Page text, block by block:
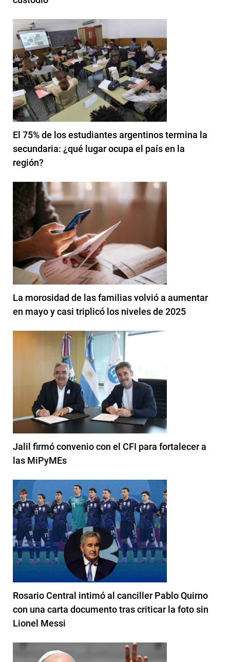
El 75% de los estudiantes argentinos termina la
secundaria: ¿qué lugar ocupa el país en la
región?
La morosidad de las familias volvió a aumentar
en mayo y casi triplicó los niveles de 2025
Jalil firmó convenio con el CFI para fortalecer a
las MiPyMEs
Rosario Central intimó al canciller Pablo Quirno
con una carta documento tras criticar la foto sin
Lionel Messi